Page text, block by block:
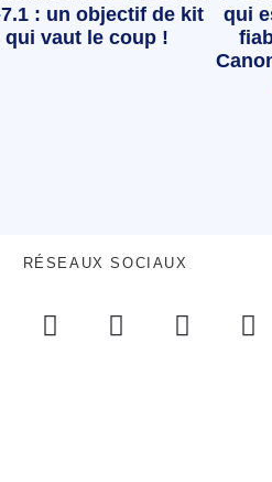
: un objectif de kit
qui vaut le coup !
qui
RÉSEAUX SOCIAUX